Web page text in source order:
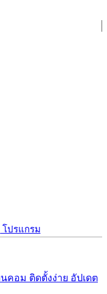
ปรแกรม
คอม ติดตั้งง่าย อัปเดต